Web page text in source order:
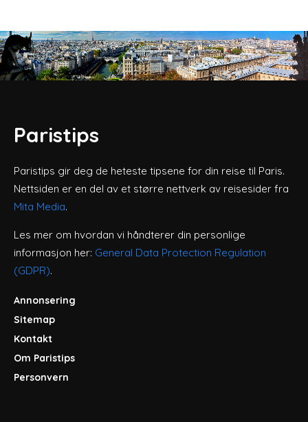
Paristips
Paristips gir deg de heteste tipsene for din reise til Paris.
Nettsiden er en del av et større nettverk av reisesider fra
Mita Media.
Les mer om hvordan vi håndterer din personlige
informasjon her: General Data Protection Regulation
(GDPR).
Annonsering
Sitemap
Kontakt
Om Paristips
Personvern